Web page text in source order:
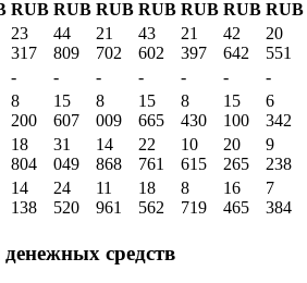
RUB RUB RUB RUB RUB RUB RUB
23
317
44
809
21
702
43
602
21
397
42
642
20
551
- - - - - -
-
8
200
15
607
8
009
15
665
8
430
15
100
6
342
18
804
31
049
14
868
22
761
10
615
20
265
9
238
14
138
24
520
11
961
18
562
8
719
16
465
7
384
средств